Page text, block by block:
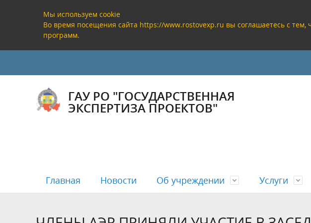
Мы используем cookie
Во время посещения сайта https://www.rostovexp.ru вы соглашаетесь с
программ.
ГАУ РО "ГОСУДАРСТВЕННАЯ
ЭКСПЕРТИЗА ПРОЕКТОВ"
Главная Новости Об учреждении
Руководство Банковские реквизиты
Услуги
Государственная экспертиза Проверка проектных решений
Реестр заключений государственной
Реестр заключений проверки
Полезная информация Анализ результатов работы